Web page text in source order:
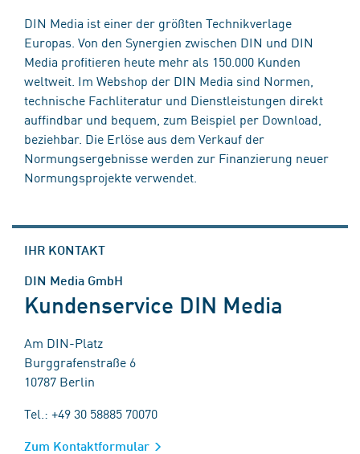
DIN Media ist einer der größten Technikverlage
Europas. Von den Synergien zwischen DIN und DIN
Media profitieren heute mehr als 150.000 Kunden
weltweit. Im Webshop der DIN Media sind Normen,
technische Fachliteratur und Dienstleistungen direkt
auffindbar und bequem, zum Beispiel per Download,
beziehbar. Die Erlöse aus dem Verkauf der
Normungsergebnisse werden zur Finanzierung neuer
Normungsprojekte verwendet.
IHR KONTAKT
DIN Media GmbH
Kundenservice DIN Media
Am DIN-Platz
Burggrafenstraße 6
10787 Berlin
Tel.: +49 30 58885 70070
Zum Kontaktformular